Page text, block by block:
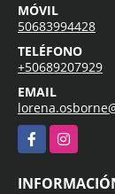
MÓVIL
50683994428
TELÉFONO
+50689207929
EMAIL
FacebookInstagram